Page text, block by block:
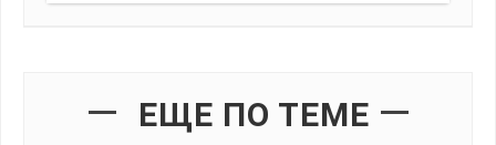
ЕЩЕ ПО ТЕМЕ